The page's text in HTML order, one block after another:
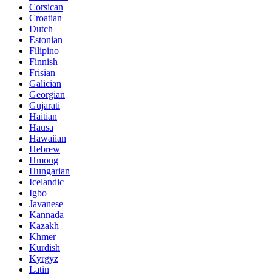
Corsican
Croatian
Dutch
Estonian
Filipino
Finnish
Frisian
Galician
Georgian
Gujarati
Haitian
Hausa
Hawaiian
Hebrew
Hmong
Hungarian
Icelandic
Igbo
Javanese
Kannada
Kazakh
Khmer
Kurdish
Kyrgyz
Latin